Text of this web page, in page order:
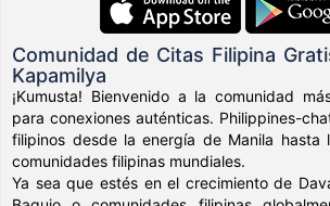
Comunidad de Citas Filipina
Kapamilya
¡Kumusta! Bienvenido a la comunidad
para conexiones auténticas. Philippines-
filipinos desde la energía de Manila hasta
comunidades filipinas mundiales.
Ya sea que estés en el crecimiento de